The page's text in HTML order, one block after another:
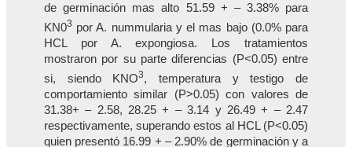
de germinación mas alto 51.59 + – 3.38% para
KN03 por A. nummularia y el mas bajo (0.0% para
HCL por A. expongiosa. Los tratamientos
mostraron por su parte diferencias (P<0.05) entre
si, siendo KNO3, temperatura y testigo de
comportamiento similar (P>0.05) con valores de
31.38+ – 2.58, 28.25 + – 3.14 y 26.49 + – 2.47
respectivamente, superando estos al HCL (P<0.05)
quien presentó 16.99 + – 2.90% de germinación y a